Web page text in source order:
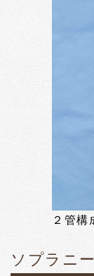
２管構
ソプラニ